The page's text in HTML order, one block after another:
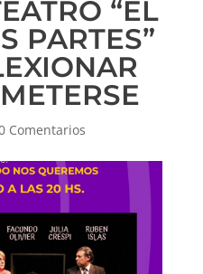
“EL
PARTES”
Comentarios